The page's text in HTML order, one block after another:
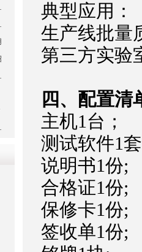
‌典型应用‌：
生产线批量
第三方实验
四、配置清
主机1台；
测试软件1
说明书1份;
合格证1份;
保修卡1份;
签收单1份;
指南
能解析
应用
方法